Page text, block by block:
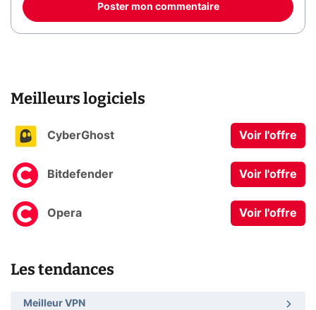
Poster mon commentaire
Meilleurs logiciels
CyberGhost Voir l'offre
Bitdefender Voir l'offre
Opera Voir l'offre
Les tendances
Meilleur VPN